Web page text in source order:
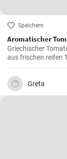
Speichern
Aromatischer
Griechischer
aus frischen reifen
zusammen
Fetakäse
Greta